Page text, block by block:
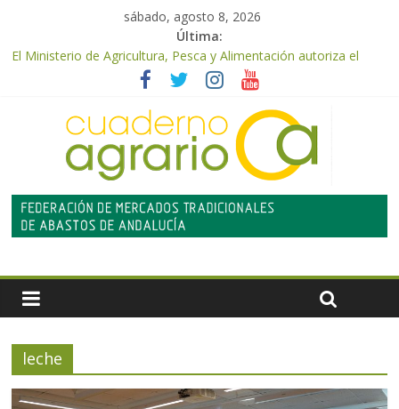
sábado, agosto 8, 2026
Última:
El Ministerio de Agricultura, Pesca y Alimentación autoriza el
pago de 85 millones adicionales de ayudas de la PAC de
remanentes disponibles
El Ministerio de Agricultura, Pesca y Alimentación otorga los
premios Alimentos de España a los mejores quesos 2026
UPA Granada advierte de una vendimia marcada por el
desplome de la demanda, que obligará a muchos viticultores a
dejar la uva en el campo
El Ministerio de Agricultura, Pesca y Alimentación impulsa un
nuevo protocolo de certificación del ibérico para reforzar la
confirman una cosecha desigual marcada por las inclemencias
meteorológicas y la incertidumbre en los precios
leche